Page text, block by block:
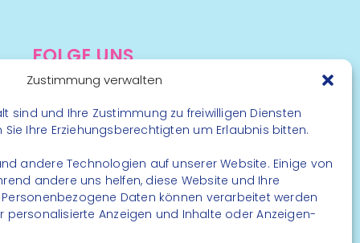
Zustimmung verwalten
sind und Ihre Zustimmung zu freiwilligen Diensten
Ihre Erziehungsberechtigten um Erlaubnis bitten.
andere Technologien auf unserer Website. Einige von
andere uns helfen, diese Website und Ihre
Daten können verarbeitet werden
personalisierte Anzeigen und Inhalte oder Anzeigen-
FOLGE UNS
Instagram
Facebook